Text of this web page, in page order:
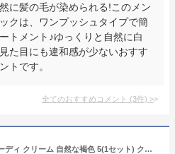
に髪の毛が染められる!このメン
クは、ワンプッシュタイプで簡
トメント♪ゆっくりと自然に白
た目にも違和感が少ないおすす
トです。
全てのおすすめコメント (3件) >
サロンドプロ メンズスピーディ クリーム 自然な褐色 5(1セット) クリームタイプの白髪染め 分けて使える 無香料ヘアカラー